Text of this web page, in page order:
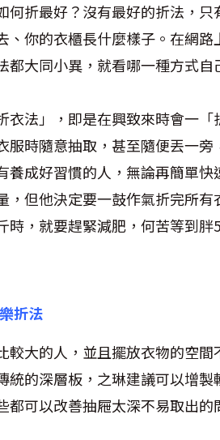
何折最好？沒有最好的折法，
、你的衣櫃長什麼樣子。在網
都大同小異，就看哪一種方式
衣法」，即是在興致來時會一
服時隨意抽取，甚至隨便丟一
養成好習慣的人，無論再簡單
，但他決定要一鼓作氣折完所
時，就要趕緊減肥，何苦等到胖
折法
較大的人，並且擺放衣物的空
統的深層板，之琳建議可以增
都可以改善抽屜太深不易取出的